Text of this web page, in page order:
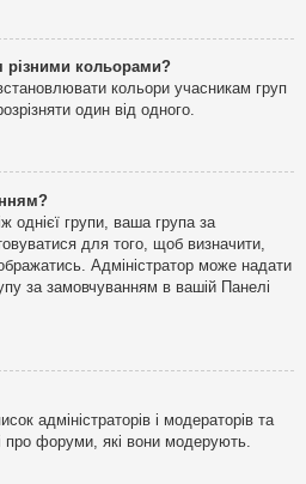
різними кольорами?
кольори учасникам груп
один від одного.
однієї групи, ваша група за
для того, щоб визначити,
Адміністратор може надати
за замовчуванням в вашій Панелі
адміністраторів і модераторів та
про форуми, які вони модерують.